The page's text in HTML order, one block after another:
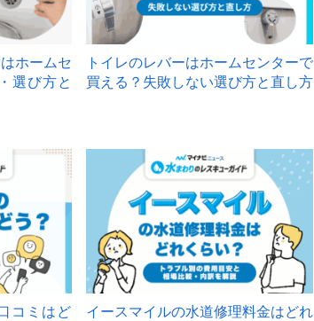
ホームセ
選び方と
トイレのレバーはホームセンターで
買える？失敗しない選び方と直し方
コミはど
イースマイルの水道修理料金はどれ